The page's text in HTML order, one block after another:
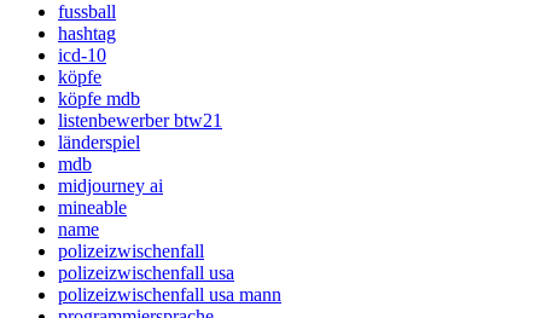
fussball
hashtag
icd-10
köpfe
köpfe mdb
listenbewerber btw21
länderspiel
mdb
midjourney ai
mineable
name
polizeizwischenfall
polizeizwischenfall usa
polizeizwischenfall usa mann